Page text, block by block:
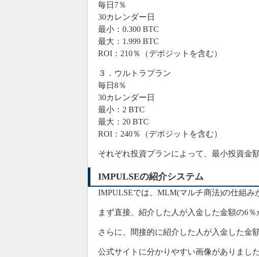
毎日7％
30カレンダー日
最小：0.300 BTC
最大：1.999 BTC
ROI：210％（デポジットを含む）
３．ウルトラプラン
毎日8％
30カレンダー日
最小：2 BTC
最大：20 BTC
ROI：240％（デポジットを含む）
それぞれ投資プランによって、最小投資金
IMPULSEの紹介システム
IMPULSEでは、MLM(マルチ商法)の仕組み
まず直接、紹介した人が入金した金額の6％
さらに、間接的に紹介した人が入金した金
公式サイトに分かりやすい画像がありまし